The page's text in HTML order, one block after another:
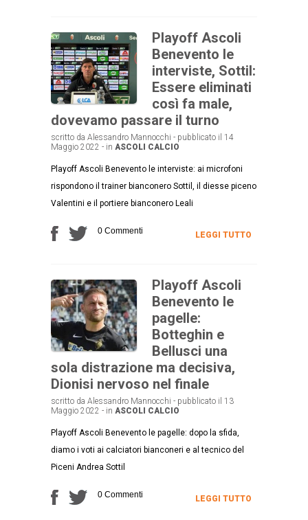
Playoff Ascoli
Benevento le
interviste, Sottil:
Essere eliminati
così fa male,
dovevamo passare il turno
scritto da Alessandro Mannocchi - pubblicato il 14
Maggio 2022 - in ASCOLI CALCIO
Playoff Ascoli Benevento le interviste: ai microfoni
rispondono il trainer bianconero Sottil, il diesse piceno
Valentini e il portiere bianconero Leali
0 Commenti LEGGI TUTTO
Playoff Ascoli
Benevento le
pagelle:
Botteghin e
Bellusci una
sola distrazione ma decisiva,
Dionisi nervoso nel finale
scritto da Alessandro Mannocchi - pubblicato il 13
Maggio 2022 - in ASCOLI CALCIO
Playoff Ascoli Benevento le pagelle: dopo la sfida,
diamo i voti ai calciatori bianconeri e al tecnico del
Piceni Andrea Sottil
0 Commenti LEGGI TUTTO